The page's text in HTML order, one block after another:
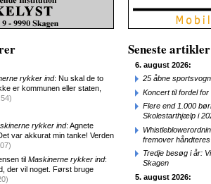
rykker ind: Nu skal de to
er kommunen eller staten,
rykker ind: Agnete
var akkurat min tanke! Verden
til Maskinerne rykker ind:
der vil noget. Først bruge
Seneste artikler
6. august 2026:
25 åbne
Koncert til fordel
Flere end 1.000
Skolestarthjælp i
fremover
Tredje besøg i år:
Skagen
5. august 2026: